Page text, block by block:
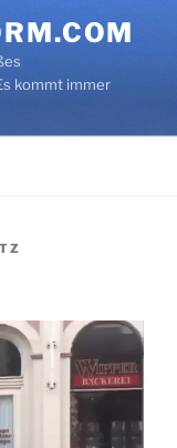
kommt immer